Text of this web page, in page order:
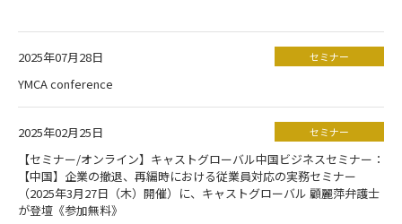
2025年07月28日 セミナー
YMCA conference
2025年02月25日 セミナー
【セミナー/オンライン】キャストグローバル中国ビジネスセミナー：
【中国】企業の撤退、再編時における従業員対応の実務セミナー
（2025年3月27日（木）開催）に、キャストグローバル 顧麗萍弁護士
が登壇《参加無料》